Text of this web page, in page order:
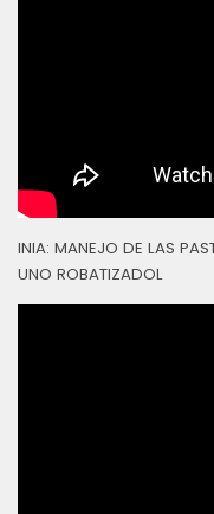
INIA: MANEJO DE LAS
UNO ROBATIZADOL